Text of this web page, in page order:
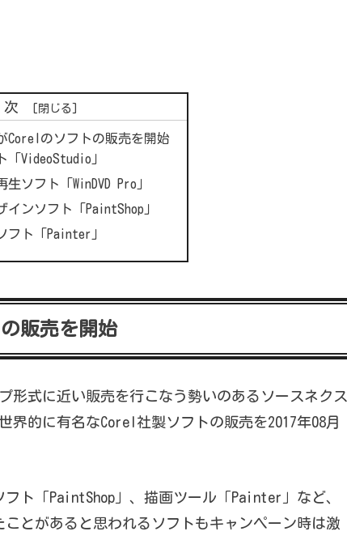
次
Corelのソフトの販売を開始
「VideoStudio」
生ソフト「WinDVD Pro」
インソフト「PaintShop」
フト「Painter」
販売を開始
形式に近い販売を行こなう勢いのあるソースネクス
界的に有名なCorel社製ソフトの販売を2017年08月
ト「PaintShop」、描画ツール「Painter」など、
とがあると思われるソフトもキャンペーン時は激